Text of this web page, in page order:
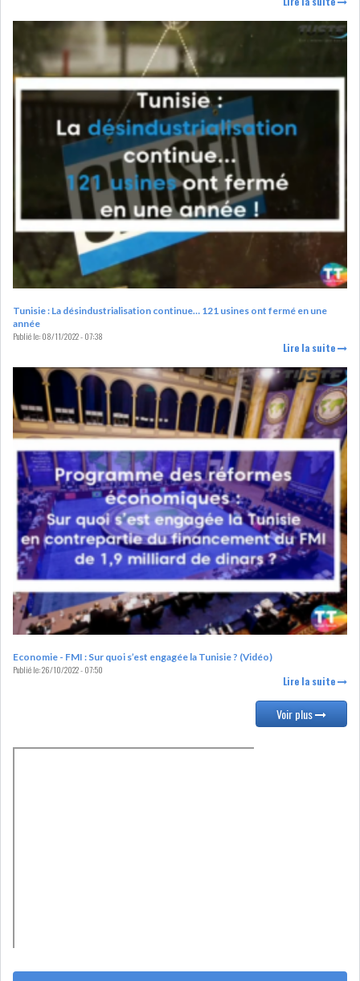
TOURISME
DONNÉES
MACROÉCONOMIQUES
HAUSSE DES RÉSERVES DE
DEVISES À 97 JOUR...
LE DÉFICIT COURANT SE
CREUSE À NOUVEAU,...
5,1% EN...
IRADA : PREMIER APPEL À
FONDATION POUR L...
RSS
POLITIQUE
ELECTIONS
PRÉSIDENTIELLES
ACTUALITÉS
GOUVERNEMENT
DIVERS
ASSEMBLÉE DES
REPRÉSENTANTS DU
Tunisie : La désindustrialisation continue… 121 usines ont fermé en une
année
Publié le:08/11/2022 - 07:38
Lire la suite
Economie - FMI : Sur quoi s’est engagée la Tunisie ? (Vidéo)
Publié le:26/10/2022 - 07:50
Lire la suite
Voir plus